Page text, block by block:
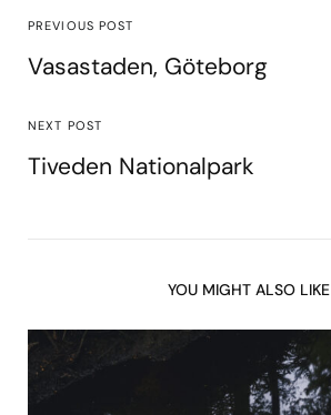
PREVIOUS POST
Vasastaden, Göteborg
NEXT POST
Tiveden Nationalpark
YOU MIGHT ALSO LIKE